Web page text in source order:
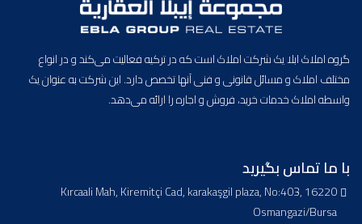
گروه املاک ابلا یک شرکت املاک است که در ترکیه فعالیت می‌کند و در انواع
مختلف املاک و مسائل قانونی و فنی آنها تخصص دارد. این شرکت به عنوان یک
واسطه املاک خدمات خرید، فروش و اجاره را ارائه می‌دهد.
با ما تماس بگیرید
Kırcaali Mah, Kiremitçi Cad, karakaşgil plaza, No:403, 16220
Osmangazi/Bursa